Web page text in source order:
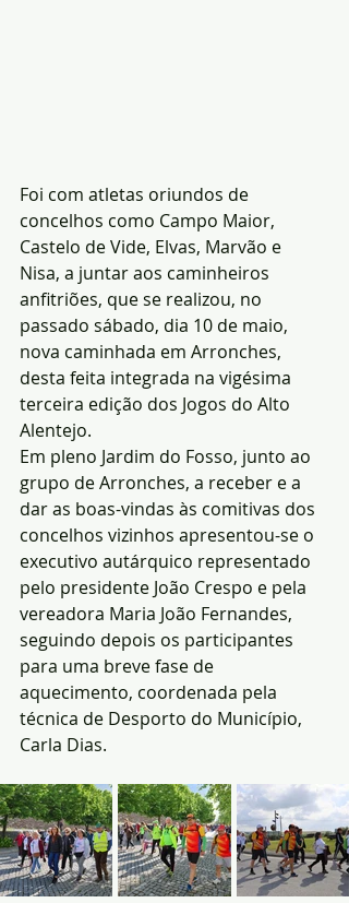
Foi com atletas oriundos de
concelhos como Campo Maior,
Castelo de Vide, Elvas, Marvão e
Nisa, a juntar aos caminheiros
anfitriões, que se realizou, no
passado sábado, dia 10 de maio,
nova caminhada em Arronches,
desta feita integrada na vigésima
terceira edição dos Jogos do Alto
Alentejo.
Em pleno Jardim do Fosso, junto ao
grupo de Arronches, a receber e a
dar as boas-vindas às comitivas dos
concelhos vizinhos apresentou-se o
executivo autárquico representado
pelo presidente João Crespo e pela
vereadora Maria João Fernandes,
seguindo depois os participantes
para uma breve fase de
aquecimento, coordenada pela
técnica de Desporto do Município,
Carla Dias.